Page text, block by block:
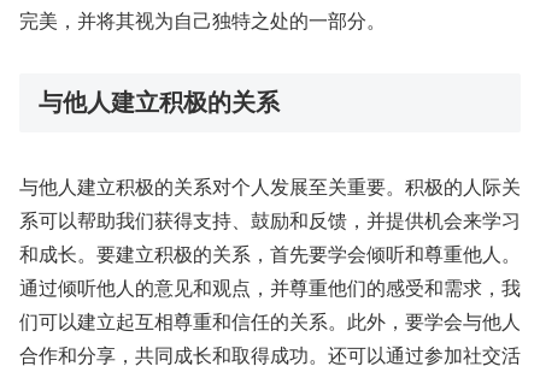
完美，并将其视为自己独特之处的一部分。
与他人建立积极的关系
与他人建立积极的关系对个人发展至关重要。积极的人际关
系可以帮助我们获得支持、鼓励和反馈，并提供机会来学习
和成长。要建立积极的关系，首先要学会倾听和尊重他人。
通过倾听他人的意见和观点，并尊重他们的感受和需求，我
们可以建立起互相尊重和信任的关系。此外，要学会与他人
合作和分享，共同成长和取得成功。还可以通过参加社交活